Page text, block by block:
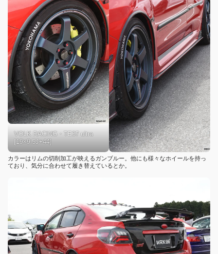
VOLK RACING・TE37 ultra
[19×9.5J+44]
カラーはリムの切削加工が映えるガンブルー。他にも様々なホイールを持っ
ており、気分に合わせて履き替えているとか。